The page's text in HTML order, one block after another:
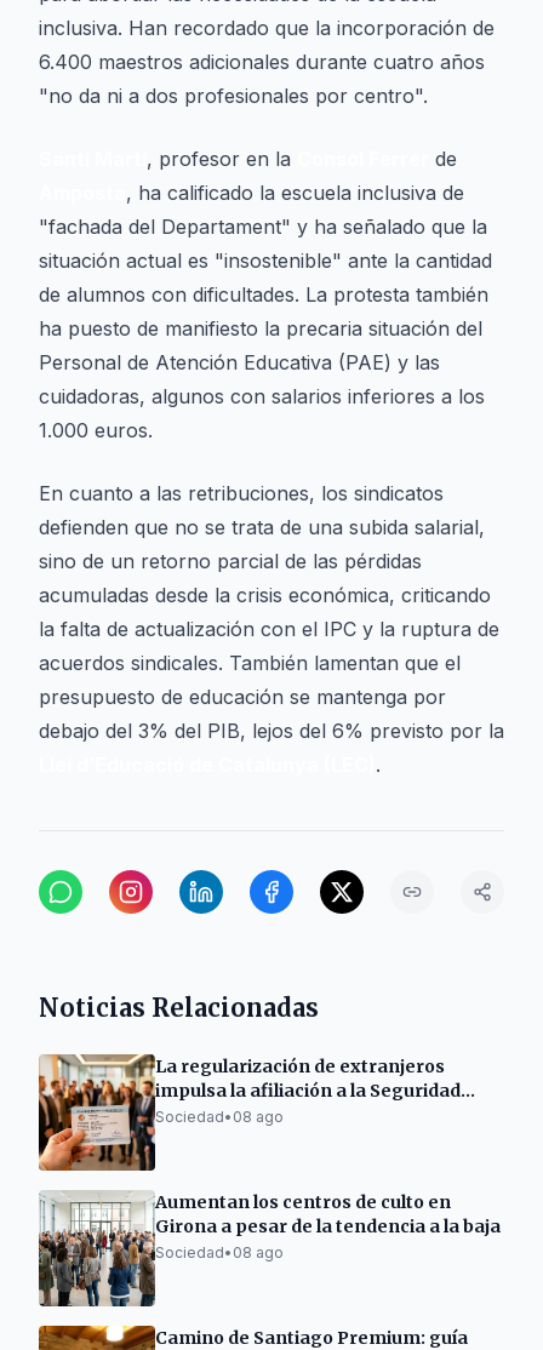
inclusiva. Han recordado que la incorporación de
6.400 maestros adicionales durante cuatro años
"no da ni a dos profesionales por centro".
, profesor en la
de
, ha calificado la escuela inclusiva de
"fachada del Departament" y ha señalado que la
situación actual es "insostenible" ante la cantidad
de alumnos con dificultades. La protesta también
ha puesto de manifiesto la precaria situación del
Personal de Atención Educativa (PAE) y las
cuidadoras, algunos con salarios inferiores a los
1.000 euros.
En cuanto a las retribuciones, los sindicatos
defienden que no se trata de una subida salarial,
sino de un retorno parcial de las pérdidas
acumuladas desde la crisis económica, criticando
la falta de actualización con el IPC y la ruptura de
acuerdos sindicales. También lamentan que el
presupuesto de educación se mantenga por
debajo del 3% del PIB, lejos del 6% previsto por la
.
Noticias Relacionadas
La regularización de extranjeros
impulsa la afiliación a la Seguridad
Social en el Berguedà
Sociedad• 08 ago
Aumentan los centros de culto en
Girona a pesar de la tendencia a la baja
Sociedad• 08 ago
Camino de Santiago Premium: guía